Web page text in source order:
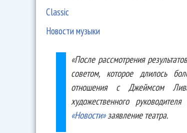
Classic
Новости музыки
«После рассмотрения
советом, которое длилось
отношения с Джеймсом
художественного
«Новости»заявление театра.